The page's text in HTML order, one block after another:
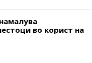
во корист на